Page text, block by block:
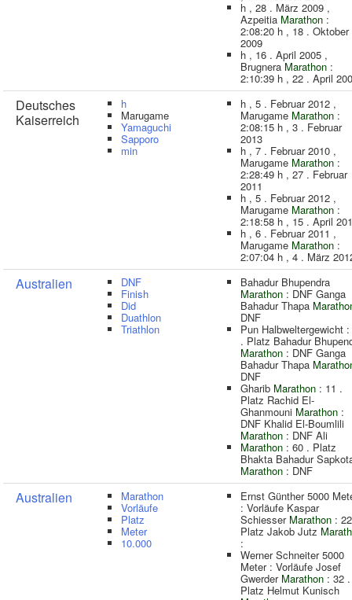
h , 28 . März 2009 ,
Azpeitia Marathon :
2:08:20 h , 18 . Oktober
2009
h , 16 . April 2005 ,
BrugneraMarathon :
2:10:39 h , 22 . April
Deutsches
Kaiserreich
h
Marugame
Yamaguchi
Sapporo
min
h , 5 . Februar 2012 ,
Marugame Marathon :
2:08:15 h , 3 . Februar
2013
h , 7 . Februar 2010 ,
Marugame Marathon :
2:28:49 h , 27 . Februar
2011
h , 5 . Februar 2012 ,
Marugame Marathon :
2:18:58 h , 15 . April
h , 6 . Februar 2011 ,
Marugame Marathon :
2:07:04 h , 4 . März
Australien DNF
Finish
Did
Duathlon
Triathlon
Bahadur Bhupendra
Marathon : DNF Ganga
Bahadur Thapa
DNF
Pun Halbweltergewicht
. Platz Bahadur
Marathon : DNF Ganga
Bahadur Thapa
DNF
Gharib Marathon : 11 .
Platz Rachid El-
Ghanmouni Marathon :
DNF Khalid El-Boumlili
Marathon : DNF Ali
Marathon : 60 . Platz
Bhakta Bahadur
Marathon : DNF
Australien Marathon
Vorläufe
Platz
Meter
10.000
Ernst Günther 5000
: Vorläufe Kaspar
Schiesser Marathon :
Platz Jakob Jutz
:
Werner Schneiter 5000
Meter : Vorläufe Josef
Gwerder Marathon : 32 .
Platz Helmut Kunisch